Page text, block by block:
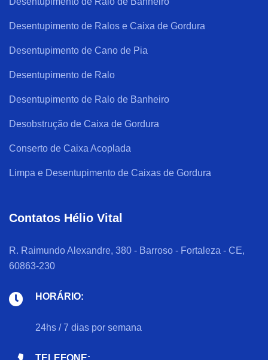
Desentupimento de Ralos e Caixa de Gordura
Desentupimento de Cano de Pia
Desentupimento de Ralo
Desentupimento de Ralo de Banheiro
Desobstrução de Caixa de Gordura
Conserto de Caixa Acoplada
Limpa e Desentupimento de Caixas de Gordura
Contatos Hélio Vital
R. Raimundo Alexandre, 380 - Barroso - Fortaleza - CE,
60863-230
HORÁRIO:
24hs / 7 dias por semana
TELEFONE: